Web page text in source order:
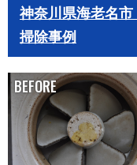
神奈川県海老名
掃除事例
BEFORE